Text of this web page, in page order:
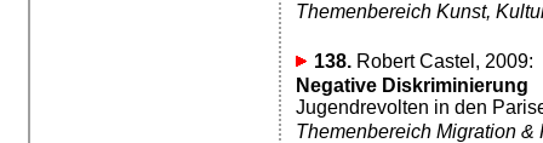
Themenbereich Kunst,
138.Robert Castel, 2009:
Negative Diskriminierung
Jugendrevolten in den
Themenbereich Migration &